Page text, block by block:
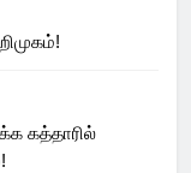
கத்தாரில்